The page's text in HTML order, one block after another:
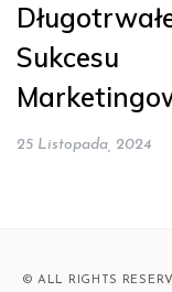
Sukcesu
25 Listopada, 2024
© ALL RIGHTS